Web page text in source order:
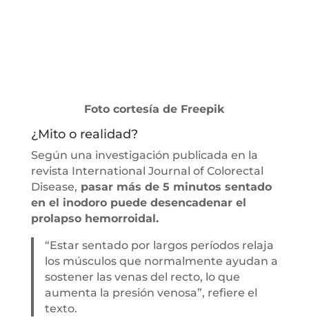
Foto cortesía de Freepik
¿Mito o realidad?
Según una investigación publicada en la
revista International Journal of Colorectal
Disease, pasar más de 5 minutos sentado
en el inodoro puede desencadenar el
prolapso hemorroidal.
“Estar sentado por largos períodos relaja
los músculos que normalmente ayudan a
sostener las venas del recto, lo que
aumenta la presión venosa”, refiere el
texto.